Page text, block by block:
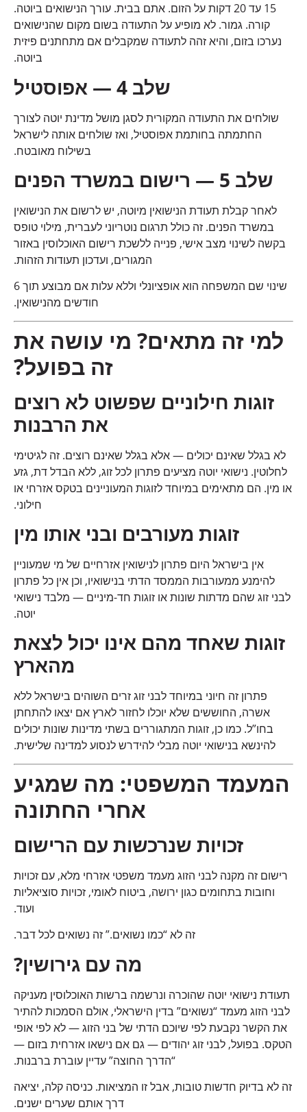
15 עד 20 דקות על הזום. אתם בבית. עורך הנישואים ביוטה.
קורה. גמור. לא מופיע על התעודה בשום מקום שהנישואים
נערכו בזום, והיא זהה לתעודה שמקבלים אם מתחתנים פיזית
ביוטה.
שלב 4 — אפוסטיל
שולחים את התעודה המקורית לסגן מושל מדינת יוטה לצורך
החתמתה בחותמת אפוסטיל, ואז שולחים אותה לישראל
בשילוח מאובטח.
שלב 5 — רישום במשרד הפנים
לאחר קבלת תעודת הנישואין מיוטה, יש לרשום את הנישואין
במשרד הפנים. זה כולל תרגום נוטריוני לעברית, מילוי טופס
בקשה לשינוי מצב אישי, פנייה ללשכת רישום האוכלוסין באזור
המגורים, ועדכון תעודות הזהות.
שינוי שם המשפחה הוא אופציונלי וללא עלות אם מבוצע תוך 6
חודשים מהנישואין.
למי זה מתאים? מי עושה את
זה בפועל?
זוגות חילוניים שפשוט לא רוצים
את הרבנות
לא בגלל שאינם יכולים — אלא בגלל שאינם רוצים. זה לגיטימי
לחלוטין. נישואי יוטה מציעים פתרון לכל זוג, ללא הבדל דת, גזע
או מין. הם מתאימים במיוחד לזוגות המעוניינים בטקס אזרחי או
חילוני.
זוגות מעורבים ובני אותו מין
אין בישראל היום פתרון לנישואין אזרחיים של מי שמעוניין
להימנע ממעורבות הממסד הדתי בנישואיו, וכן אין כל פתרון
לבני זוג שהם מדתות שונות או זוגות חד-מיניים — מלבד נישואי
יוטה.
זוגות שאחד מהם אינו יכול לצאת
מהארץ
פתרון זה חיוני במיוחד לבני זוג זרים השוהים בישראל ללא
אשרה, החוששים שלא יוכלו לחזור לארץ אם יצאו להתחתן
בחו”ל. כמו כן, זוגות המתגוררים בשתי מדינות שונות יכולים
להינשא בנישואי יוטה מבלי להידרש לנסוע למדינה שלישית.
המעמד המשפטי: מה שמגיע
אחרי החתונה
זכויות שנרכשות עם הרישום
רישום זה מקנה לבני הזוג מעמד משפטי אזרחי מלא, עם זכויות
וחובות בתחומים כגון ירושה, ביטוח לאומי, זכויות סוציאליות
ועוד.
זה לא “כמו נשואים.” זה נשואים לכל דבר.
מה עם גירושין?
תעודת נישואי יוטה שהוכרה ונרשמה ברשות האוכלוסין מעניקה
לבני הזוג מעמד “נשואים” בדין הישראלי, אולם הסמכות להתיר
את הקשר נקבעת לפי שיוכם הדתי של בני הזוג — לא לפי אופי
הטקס. בפועל, לבני זוג יהודים — גם אם נישאו אזרחית בזום —
“הדרך החוצה” עדיין עוברת ברבנות.
זה לא בדיוק חדשות טובות, אבל זו המציאות. כניסה קלה, יציאה
דרך אותם שערים ישנים.